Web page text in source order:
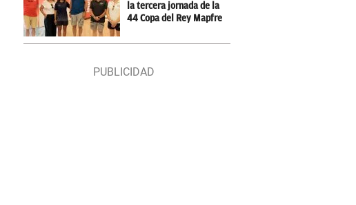
la tercera jornada de la
44 Copa del Rey Mapfre